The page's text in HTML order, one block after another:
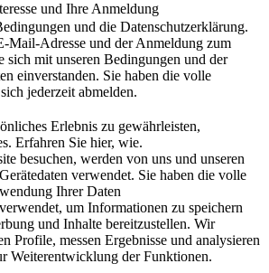
und Ihre Anmeldung
und die Datenschutzerklärung.
Mail-Adresse und der Anmeldung zum
sich mit unseren Bedingungen und der
einverstanden. Sie haben die volle
jederzeit abmelden.
Erlebnis zu gewährleisten,
Erfahren Sie hier, wie.
besuchen, werden von uns und unseren
verwendet. Sie haben die volle
Ihrer Daten
um Informationen zu speichern
und Inhalte bereitzustellen. Wir
Profile, messen Ergebnisse und analysieren
Weiterentwicklung der Funktionen.